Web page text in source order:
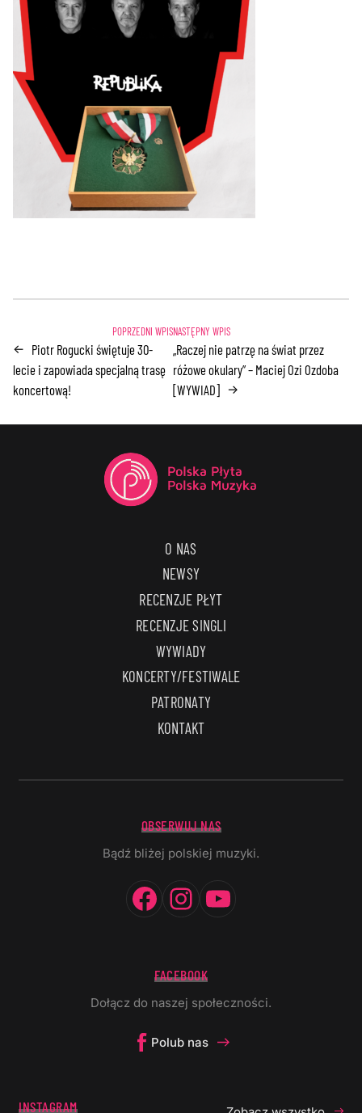
← Piotr Rogucki świętuje 30-
lecie i zapowiada specjalną trasę
koncertową!
„Raczej nie patrzę na świat przez
różowe okulary” – Maciej Ozi Ozdoba
[WYWIAD] →
O NAS
NEWSY
RECENZJE PŁYT
RECENZJE SINGLI
WYWIADY
KONCERTY/FESTIWALE
PATRONATY
KONTAKT
OBSERWUJ NAS
Bądź bliżej polskiej muzyki.
Facebook
Instagram
FACEBOOK
Dołącz do naszej społeczności.
Polub nas
INSTAGRAM